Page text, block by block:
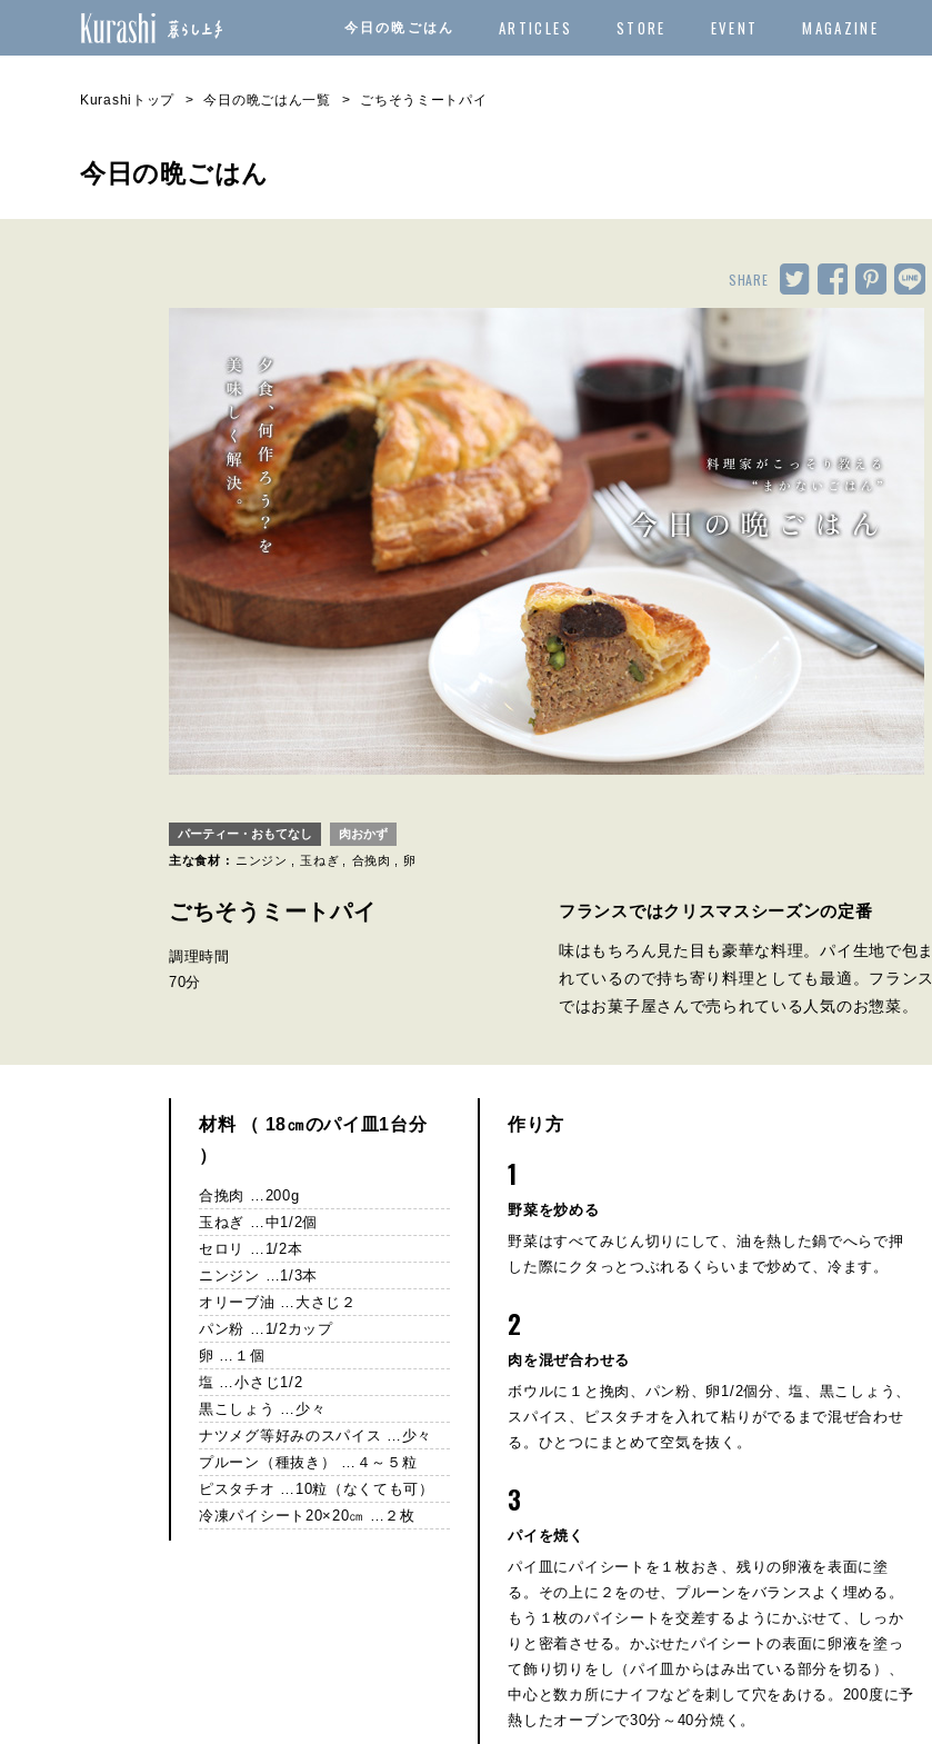
今日の晩ごはん ARTICLES STORE EVENT MAGAZINE
Kurashiトップ 今日の晩ごはん一覧 ごちそうミートパイ
今日の晩ごはん
SHARE
パーティー・おもてなし
肉おかず
主な食材 :
ニンジン 玉ねぎ 合挽肉 卵
ごちそうミートパイ
調理時間
70分
フランスではクリスマスシーズンの定番
味はもちろん見た目も豪華な料理。パイ生地で包ま
れているので持ち寄り料理としても最適。フランス
ではお菓子屋さんで売られている人気のお惣菜。
材料 （ 18㎝のパイ皿1台分
）
合挽肉 …200g
玉ねぎ …中1/2個
セロリ …1/2本
ニンジン …1/3本
オリーブ油 …大さじ２
パン粉 …1/2カップ
卵 …１個
塩 …小さじ1/2
黒こしょう …少々
ナツメグ等好みのスパイス …少々
プルーン（種抜き） …４～５粒
ピスタチオ …10粒（なくても可）
冷凍パイシート20×20㎝ …２枚
作り方
1
野菜を炒める
野菜はすべてみじん切りにして、油を熱した鍋でへらで押
した際にクタっとつぶれるくらいまで炒めて、冷ます。
2
肉を混ぜ合わせる
ボウルに１と挽肉、パン粉、卵1/2個分、塩、黒こしょう、
スパイス、ピスタチオを入れて粘りがでるまで混ぜ合わせ
る。ひとつにまとめて空気を抜く。
3
パイを焼く
パイ皿にパイシートを１枚おき、残りの卵液を表面に塗
る。その上に２をのせ、プルーンをバランスよく埋める。
もう１枚のパイシートを交差するようにかぶせて、しっか
りと密着させる。かぶせたパイシートの表面に卵液を塗っ
て飾り切りをし（パイ皿からはみ出ている部分を切る）、
中心と数カ所にナイフなどを刺して穴をあける。200度に予
熱したオーブンで30分～40分焼く。